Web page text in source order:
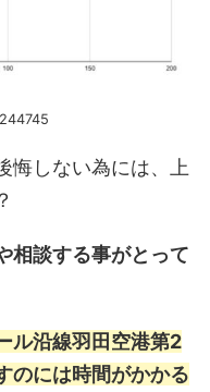
悔しない為には、上
相談する事がとって
ル沿線羽田空港第2
のには時間がかかる